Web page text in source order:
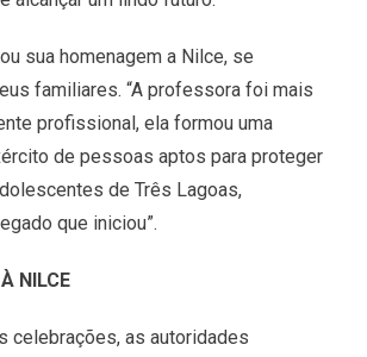
sua homenagem a Nilce, se
familiares. “A professora foi mais
profissional, ela formou uma
de pessoas aptos para proteger
de Três Lagoas,
que iniciou”.
NILCE
celebrações, as autoridades